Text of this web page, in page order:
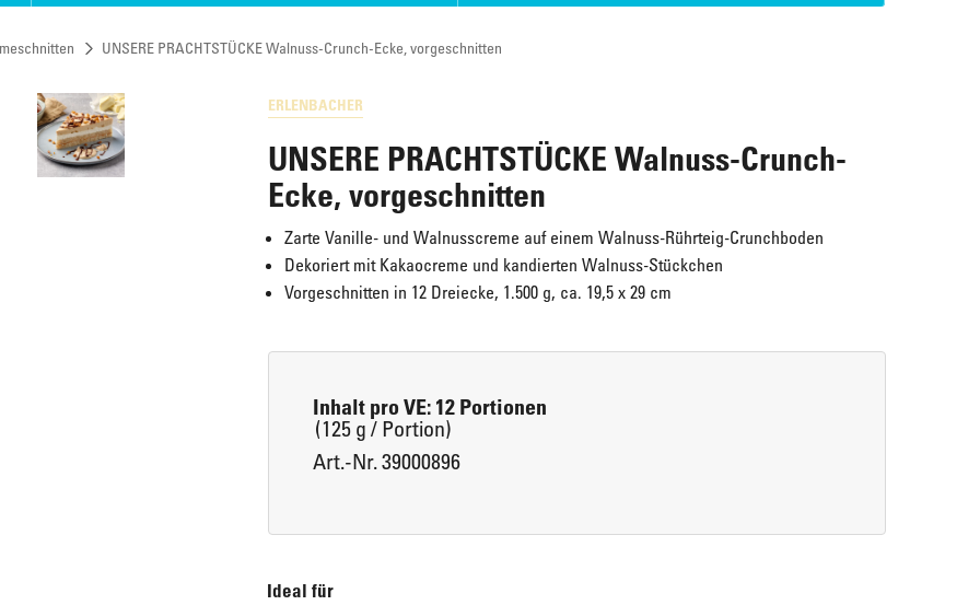
Eis für Zuhause
Maple Walnuts
Brot, Körberl & Baguettes
ERLENBACHER Cream-Cheesecake "New
UNSERE PRACHTSTÜCKE Walnuss-Crunch-Ecke, vorgeschnitten
ERLENBACHER
UNSERE PRACHTSTÜCKE Walnuss-Crunch-
Ecke, vorgeschnitten
Zarte Vanille- und Walnusscreme auf einem Walnuss-Rührteig-Crunchboden
Dekoriert mit Kakaocreme und kandierten Walnuss-Stückchen
Vorgeschnitten in 12 Dreiecke, 1.500 g, ca. 19,5 x 29 cm
Inhalt pro VE: 12 Portionen
(125 g / Portion)
Art.-Nr. 39000896
Ideal für